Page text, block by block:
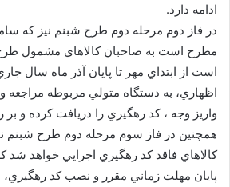
ادامه دارد.
در فاز دوم مرحله دوم طرح شبنم نيز كه
مطرح است به صاحبان كالاهاي مشمول
است از ابتداي مهر تا پايان آذر ماه سال
اظهاري، به دستگاه متولي مربوطه مراجعه
واريز وجه ، كد رهگيري را دريافت كرده و بر
همچنين در فاز سوم مرحله دوم طرح شبنم
كالاهاي فاقد كد رهگيري اجرايي خواهد شد
پايان مهلت زماني مقرر و نصب كد رهگيري،